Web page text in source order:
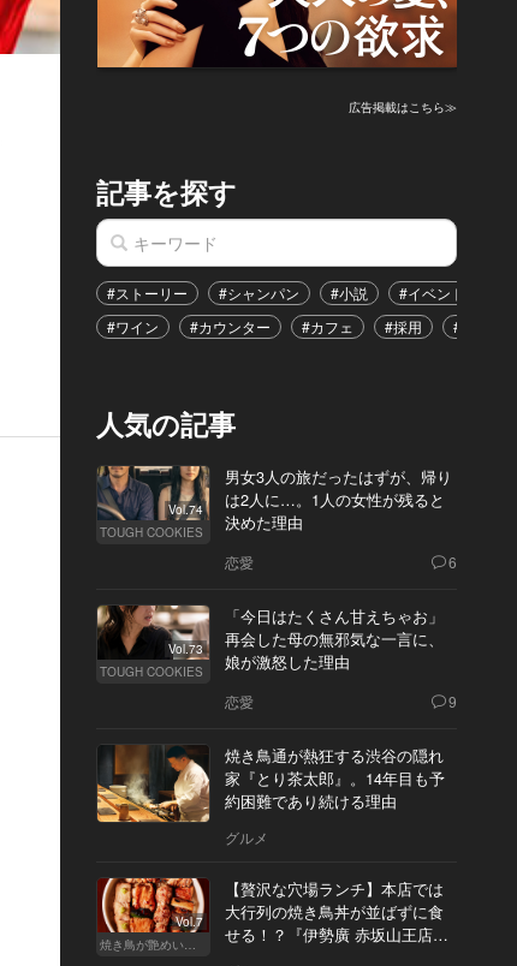
広告掲載はこちら≫
記事を探す
#ストーリー #シャンパン #小説 #イベント
#ワイン
#カウンター #カフェ #採用 #恋愛
人気の記事
Vol.74
TOUGH COOKIES
男女3人の旅だったはずが、帰り
は2人に…。1人の女性が残ると
決めた理由
恋愛 6
Vol.73
TOUGH COOKIES
「今日はたくさん甘えちゃお」
再会した母の無邪気な一言に、
娘が激怒した理由
恋愛 9
焼き鳥通が熱狂する渋谷の隠れ
家『とり茶太郎』。14年目も予
約困難であり続ける理由
グルメ
Vol.7
焼き鳥が艶めいてきた
【贅沢な穴場ランチ】本店では
大行列の焼き鳥丼が並ばずに食
せる！？『伊勢廣 赤坂山王店』